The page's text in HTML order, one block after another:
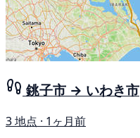
銚子市 → いわき市
3 地点 · 1ヶ月前